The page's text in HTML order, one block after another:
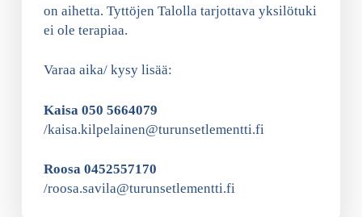
on aihetta. Tyttöjen Talolla tarjottava yksilötuki
ei ole terapiaa.
Varaa aika/ kysy lisää:
Kaisa 050 5664079
/kaisa.kilpelainen@turunsetlementti.fi
Roosa 0452557170
/roosa.savila@turunsetlementti.fi